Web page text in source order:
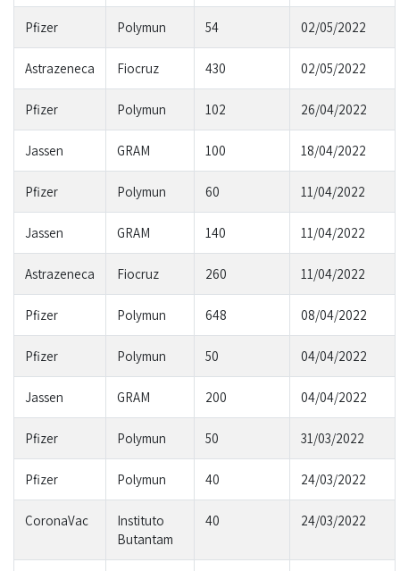
Pfizer Polymun 54 02/05/2022
Astrazeneca Fiocruz 430 02/05/2022
Pfizer Polymun 102 26/04/2022
Jassen GRAM 100 18/04/2022
Pfizer Polymun 60 11/04/2022
Jassen GRAM 140 11/04/2022
Astrazeneca Fiocruz 260 11/04/2022
Pfizer Polymun 648 08/04/2022
Pfizer Polymun 50 04/04/2022
Jassen GRAM 200 04/04/2022
Pfizer Polymun 50 31/03/2022
Pfizer Polymun 40 24/03/2022
CoronaVac
Instituto
Butantam
40 24/03/2022